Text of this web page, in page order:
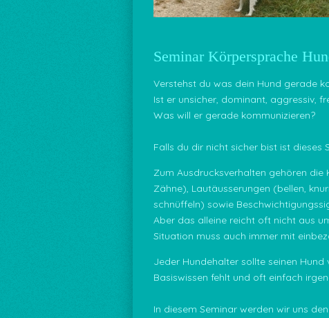
Seminar Körpersprache
Verstehst du was dein Hund gerade
Ist er unsicher, dominant, aggressiv,
Was will er gerade kommunizieren?
Falls du dir nicht sicher bist ist dieses
Zum Ausdrucksverhalten gehören die
Zähne), Lautäusserungen (bellen,
schnüffeln) sowie
Aber das alleine reicht oft nicht aus
Situation muss auch immer mit
Jeder Hundehalter sollte seinen
Basiswissen fehlt und oft einfach
In diesem Seminar werden wir uns